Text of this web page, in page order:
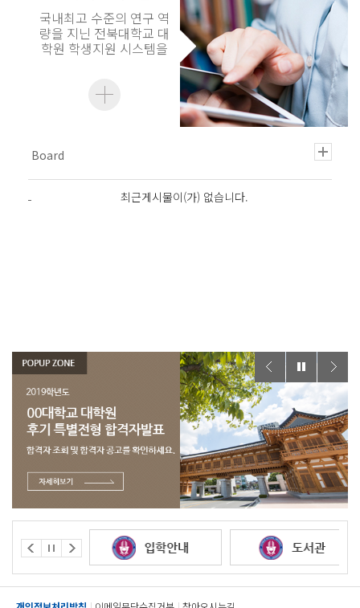
국내최고 수준의 연구 역
량을 지닌 전북대학교 대
학원 학생지원 시스템을
최근게시물이(가) 없습니다.